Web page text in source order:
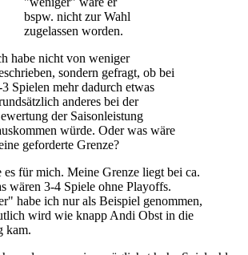
bspw. nicht zur Wahl
zugelassen worden.
habe nicht von weniger
sondern gefragt, ob bei
3 Spielen mehr dadurch etwas
anderes bei der
der Saisonleistung
würde. Oder was wäre
geforderte Grenze?
es für mich. Meine Grenze liegt bei ca.
wären 3-4 Spiele ohne Playoffs.
habe ich nur als Beispiel genommen,
wird wie knapp Andi Obst in die
kam.